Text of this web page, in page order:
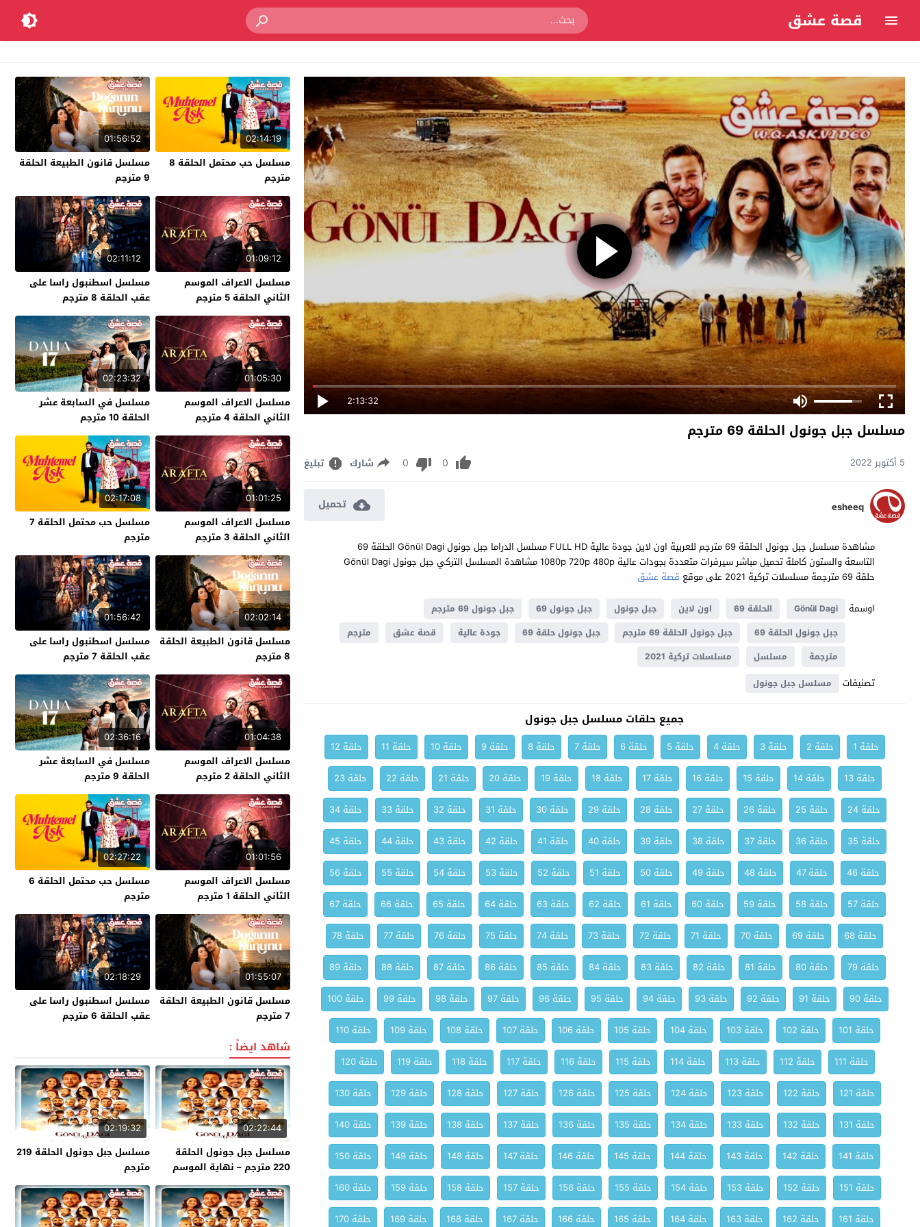
قصة عشق
2:13:32
مسلسل جبل جونول الحلقة 69 مترجم
5 أكتوبر 2022 0
0 شارك تبليغ
esheeq تحميل
مشاهدة مسلسل جبل جونول الحلقة 69 مترجم للعربية اون لاين جودة عالية FULL HD مسلسل الدراما جبل جونول Gönül Dagi الحلقة 69
التاسعة والستون كاملة تحميل مباشر سيرفرات متعددة بجودات عالية 1080p 720p 480p مشاهدة المسلسل التركي جبل جونول Gönül Dagi
حلقة 69 مترجمة مسلسلات تركية 2021 على موقع
قصة عشق
اوسمة
Gönül Dagi الحلقة 69 اون لاين جبل جونول جبل جونول 69
جبل جونول 69 مترجم
جبل جونول الحلقة 69
جبل جونول الحلقة 69 مترجم جبل جونول حلقة 69 جودة عالية قصة عشق
مترجم
مترجمة
مسلسل مسلسلات تركية 2021
تصنيفات مسلسل جبل جونول
جميع حلقات مسلسل جبل جونول
حلقة 1 حلقة 2 حلقة 3 حلقة 4 حلقة 5 حلقة 6 حلقة 7 حلقة 8 حلقة 9 حلقة 10 حلقة 11
حلقة 12
حلقة 13
حلقة 14 حلقة 15 حلقة 16 حلقة 17 حلقة 18 حلقة 19 حلقة 20 حلقة 21 حلقة 22
حلقة 23
حلقة 24
حلقة 25 حلقة 26 حلقة 27 حلقة 28 حلقة 29 حلقة 30 حلقة 31 حلقة 32 حلقة 33
حلقة 34
حلقة 35
حلقة 36 حلقة 37 حلقة 38 حلقة 39 حلقة 40 حلقة 41 حلقة 42 حلقة 43 حلقة 44
حلقة 45
حلقة 46
حلقة 47 حلقة 48 حلقة 49 حلقة 50 حلقة 51 حلقة 52 حلقة 53 حلقة 54 حلقة 55
حلقة 56
حلقة 57
حلقة 58 حلقة 59 حلقة 60 حلقة 61 حلقة 62 حلقة 63 حلقة 64 حلقة 65 حلقة 66
حلقة 67
حلقة 68
حلقة 69 حلقة 70 حلقة 71 حلقة 72 حلقة 73 حلقة 74 حلقة 75 حلقة 76 حلقة 77
حلقة 78
حلقة 79
حلقة 80 حلقة 81 حلقة 82 حلقة 83 حلقة 84 حلقة 85 حلقة 86 حلقة 87 حلقة 88
حلقة 89
حلقة 90
حلقة 91 حلقة 92 حلقة 93 حلقة 94 حلقة 95 حلقة 96 حلقة 97 حلقة 98 حلقة 99
حلقة 100
حلقة 101
حلقة 102 حلقة 103 حلقة 104 حلقة 105 حلقة 106 حلقة 107 حلقة 108 حلقة 109
حلقة 110
حلقة 111
حلقة 112 حلقة 113 حلقة 114 حلقة 115 حلقة 116 حلقة 117 حلقة 118 حلقة 119
حلقة 120
حلقة 121
حلقة 122 حلقة 123 حلقة 124 حلقة 125 حلقة 126 حلقة 127 حلقة 128 حلقة 129
حلقة 130
حلقة 131
حلقة 132 حلقة 133 حلقة 134 حلقة 135 حلقة 136 حلقة 137 حلقة 138 حلقة 139
حلقة 140
حلقة 141
حلقة 142 حلقة 143 حلقة 144 حلقة 145 حلقة 146 حلقة 147 حلقة 148 حلقة 149
حلقة 150
حلقة 151
حلقة 152 حلقة 153 حلقة 154 حلقة 155 حلقة 156 حلقة 157 حلقة 158 حلقة 159
حلقة 160
حلقة 161
حلقة 162 حلقة 163 حلقة 164 حلقة 165 حلقة 166 حلقة 167 حلقة 168 حلقة 169 حلقة 170
02:14:19
مسلسل حب محتمل الحلقة 8
مترجم
01:56:52
مسلسل قانون الطبيعة الحلقة
9 مترجم
01:09:12
مسلسل الاعراف الموسم
الثاني الحلقة 5 مترجم
02:11:12
مسلسل اسطنبول راسا على
عقب الحلقة 8 مترجم
01:05:30
مسلسل الاعراف الموسم
الثاني الحلقة 4 مترجم
02:23:32
مسلسل في السابعة عشر
الحلقة 10 مترجم
01:01:25
مسلسل الاعراف الموسم
الثاني الحلقة 3 مترجم
02:17:08
مسلسل حب محتمل الحلقة 7
مترجم
02:02:14
مسلسل قانون الطبيعة الحلقة
8 مترجم
01:56:42
مسلسل اسطنبول راسا على
عقب الحلقة 7 مترجم
01:04:38
مسلسل الاعراف الموسم
الثاني الحلقة 2 مترجم
02:36:16
مسلسل في السابعة عشر
الحلقة 9 مترجم
01:01:56
مسلسل الاعراف الموسم
الثاني الحلقة 1 مترجم
02:27:22
مسلسل حب محتمل الحلقة 6
مترجم
01:55:07
مسلسل قانون الطبيعة الحلقة
7 مترجم
02:18:29
مسلسل اسطنبول راسا على
عقب الحلقة 6 مترجم
شاهد ايضاً :
02:22:44
مسلسل جبل جونول الحلقة
220 مترجم – نهاية الموسم
02:19:32
مسلسل جبل جونول الحلقة 219
مترجم